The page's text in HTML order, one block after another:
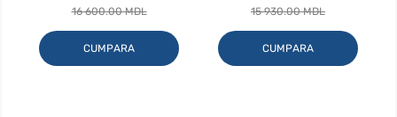
16 600.00 MDL
CUMPARA
15 930.00 MDL
CUMPARA